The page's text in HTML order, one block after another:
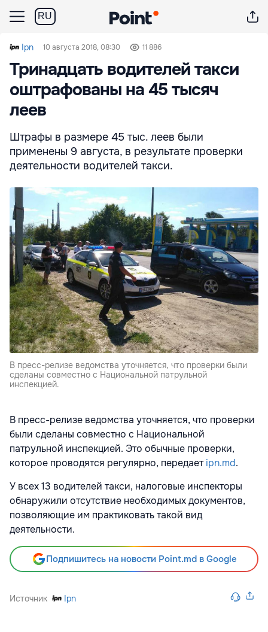
RU
Ipn 10 августа 2018, 08:30 11 886
Тринадцать водителей такси
оштрафованы на 45 тысяч
леев
Штрафы в размере 45 тыс. леев были
применены 9 августа, в результате проверки
деятельности водителей такси.
В пресс-релизе ведомства уточняется, что проверки были
сделаны совместно с Национальной патрульной
инспекцией.
В пресс-релизе ведомства уточняется, что проверки
были сделаны совместно с Национальной
патрульной инспекцией. Это обычные проверки,
которое проводятся регулярно, передаетipn.md.
У всех 13 водителей такси, налоговые инспекторы
обнаружили отсутствие необходимых документов,
позволяющие им практиковать такой вид
деятельности.
Подпишитесь на новости Point.md в Google
Источник Ipn